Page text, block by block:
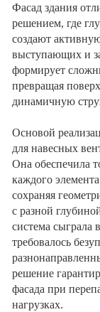
Фасад здания
решением, где
создают
выступающих и
формирует
превращая
динамичную
Основой
для навесных
Она обеспечила
каждого
сохраняя
с разной
система сыграла
требовалось
решение
фасада при
нагрузках.